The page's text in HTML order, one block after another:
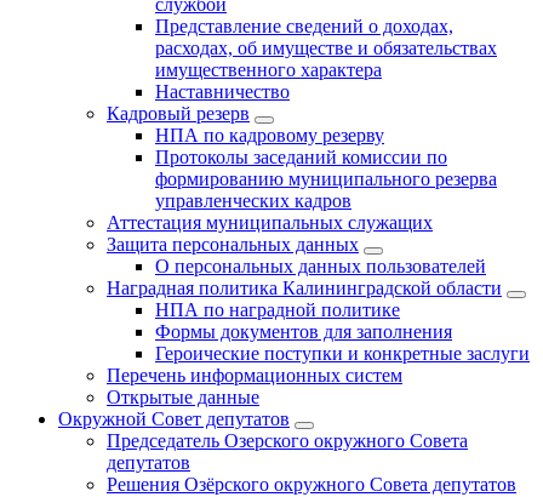
службой
Представление сведений о доходах,
расходах, об имуществе и обязательствах
имущественного характера
Наставничество
Кадровый резерв
НПА по кадровому резерву
Протоколы заседаний комиссии по
формированию муниципального резерва
управленческих кадров
Аттестация муниципальных служащих
Защита персональных данных
О персональных данных пользователей
Наградная политика Калининградской области
НПА по наградной политике
Формы документов для заполнения
Героические поступки и конкретные заслуги
Перечень информационных систем
Открытые данные
Окружной Совет депутатов
Председатель Озерского окружного Совета
депутатов
Решения Озёрского окружного Совета депутатов